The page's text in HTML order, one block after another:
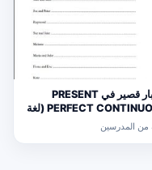
اختبار قصير في PRESENT
PERFECT CONTINUOUS (لغة
حلقة ثانية
من المدرسين